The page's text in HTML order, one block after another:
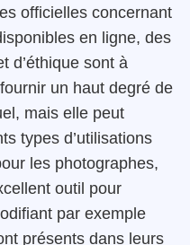
officielles concernant
en ligne, des
d’éthique sont à
un haut degré de
mais elle peut
types d’utilisations
les photographes,
outil pour
par exemple
présents dans leurs